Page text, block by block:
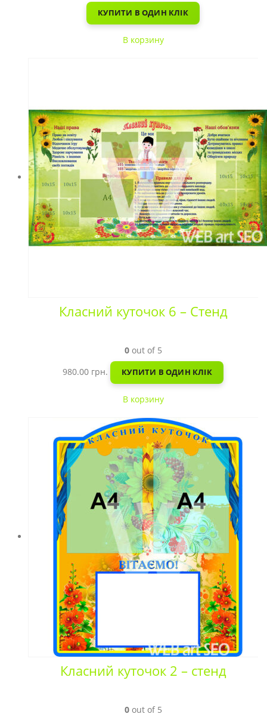
КУПИТИ В ОДИН КЛІК
В корзину
Класний куточок 6 – Стенд
0out of 5
980.00 грн. КУПИТИ В ОДИН КЛІК
В корзину
Класний куточок 2 – стенд
0out of 5